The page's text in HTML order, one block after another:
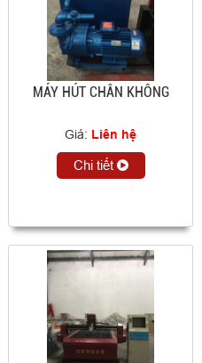
MÁY HÚT CHÂN KHÔNG
Giá: Liên hệ
Chi tiết